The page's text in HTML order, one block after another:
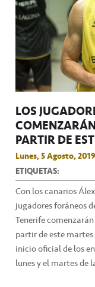
LOS
PARTIR DE
Lunes, 5 Agosto,
ETIQUETAS:
Con los canarios
jugadores foráneos
Tenerife
partir de este
inicio oficial de los
lunes y el martes de